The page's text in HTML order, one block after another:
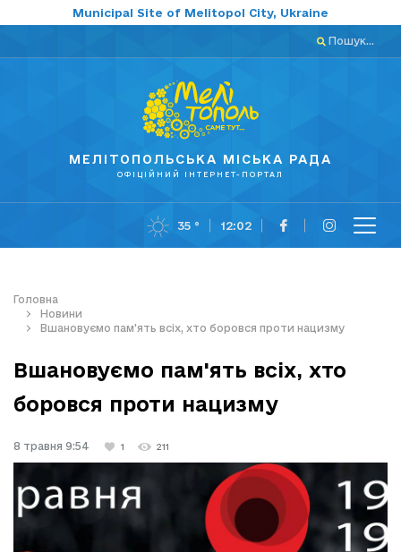
Municipal Site of Melitopol City, Ukraine
Пошук...
МЕЛІТОПОЛЬСЬКА МІСЬКА РАДА
ОФІЦІЙНИЙ ІНТЕРНЕТ-ПОРТАЛ
35 ° 12:02
Головна
Новини
Вшановуємо пам'ять всіх, хто боровся проти нацизму
Вшановуємо пам'ять всіх, хто
боровся проти нацизму
8 травня 9:54 1 211